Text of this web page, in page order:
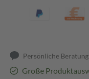
Persönliche Beratung
Große